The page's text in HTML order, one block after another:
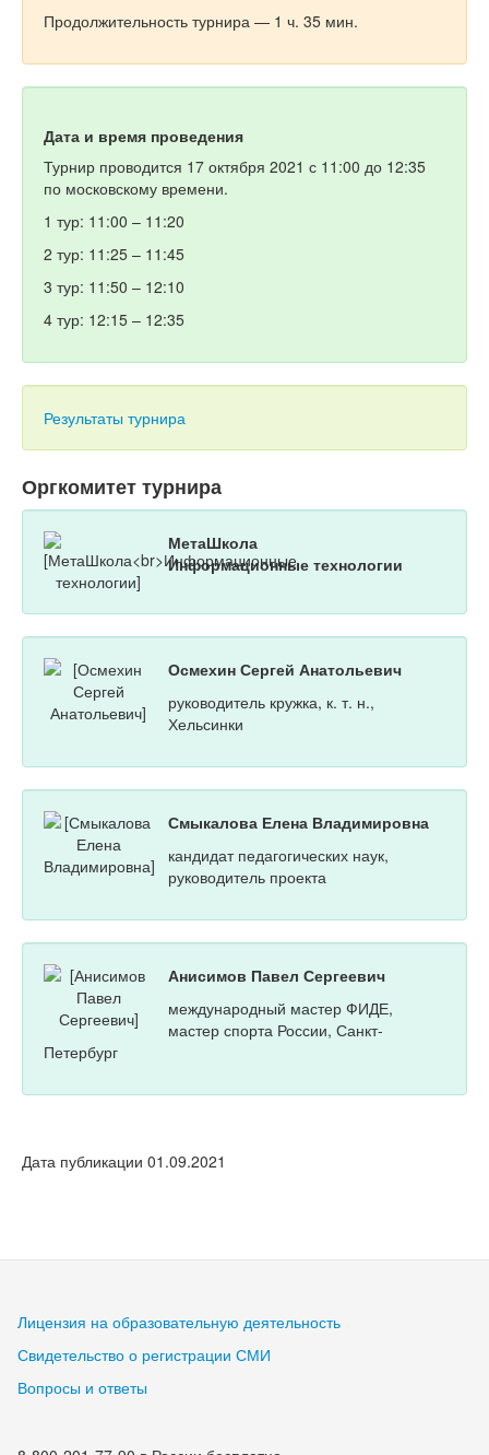
Продолжительность турнира — 1 ч. 35 мин.
Дата и время проведения
Турнир проводится 17 октября 2021 с 11:00 до 12:35
по московскому времени.
1 тур: 11:00 – 11:20
2 тур: 11:25 – 11:45
3 тур: 11:50 – 12:10
4 тур: 12:15 – 12:35
Результаты турнира
Оргкомитет турнира
МетаШкола
Информационные технологии
Осмехин Сергей Анатольевич
руководитель кружка, к. т. н.,
Хельсинки
Смыкалова Елена Владимировна
кандидат педагогических наук,
руководитель проекта
Анисимов Павел Сергеевич
международный мастер ФИДЕ,
мастер спорта России, Санкт-
Петербург
Дата публикации 01.09.2021
Лицензия на образовательную деятельность
Свидетельство о регистрации СМИ
Вопросы и ответы